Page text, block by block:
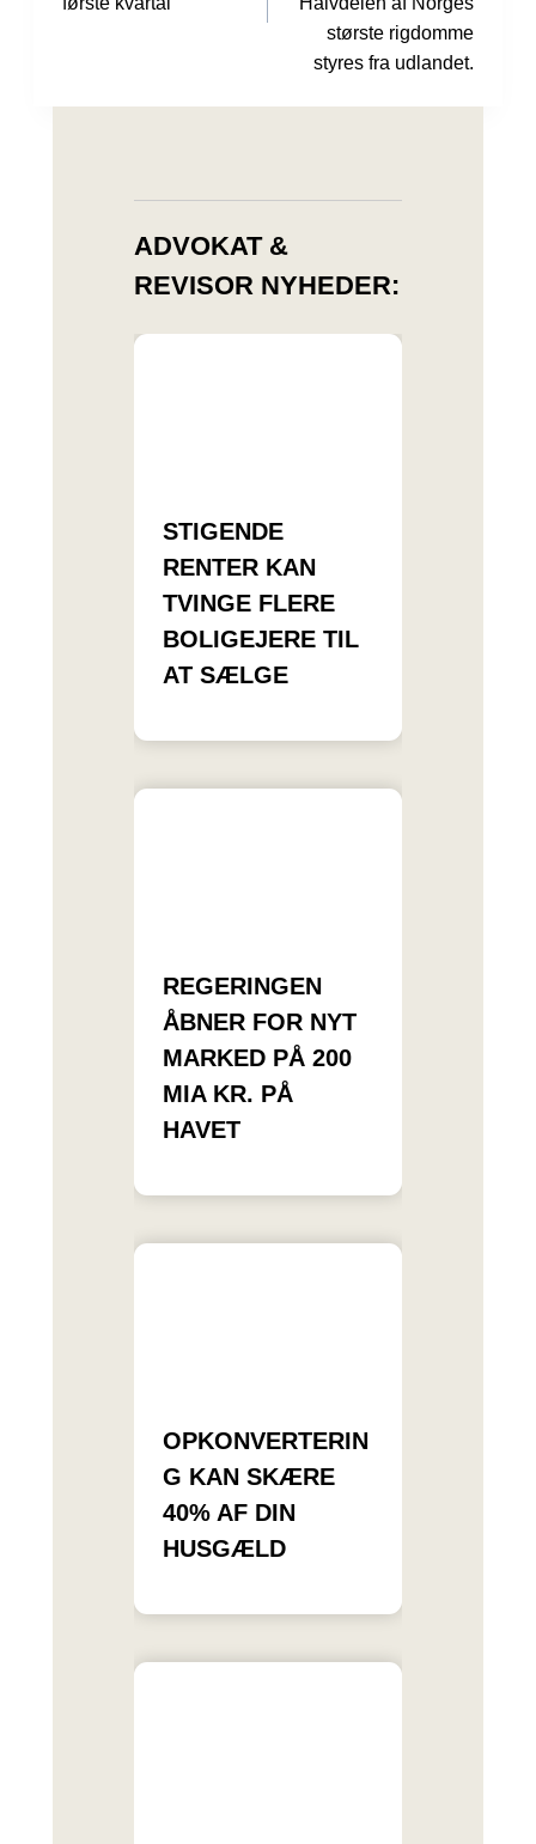
største rigdomme
styres fra udlandet.
ADVOKAT &
REVISOR NYHEDER:
STIGENDE
RENTER KAN
TVINGE FLERE
BOLIGEJERE TIL
AT SÆLGE
REGERINGEN
ÅBNER FOR NYT
MARKED PÅ 200
MIA KR. PÅ
HAVET
OPKONVERTERIN
G KAN SKÆRE
40% AF DIN
HUSGÆLD